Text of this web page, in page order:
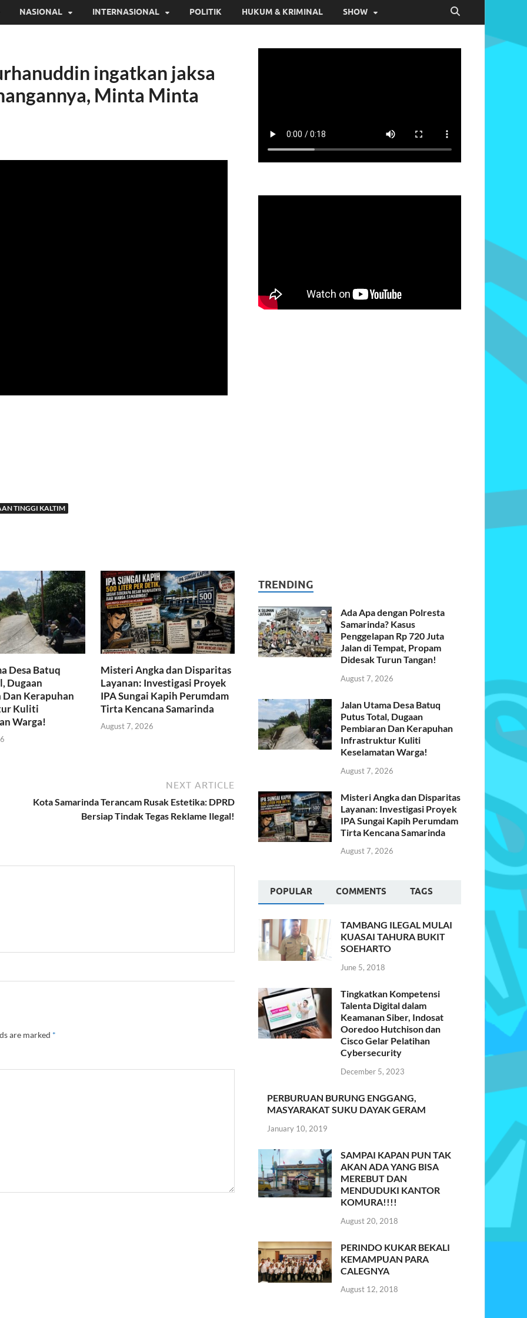
NASIONAL INTERNASIONAL POLITIK HUKUM & KRIMINAL SHOW
ingatkan jaksa
Minta Minta
TINGGI KALTIM
Desa Batuq
Dugaan
Dan Kerapuhan
Kuliti
Warga!
Misteri Angka dan Disparitas
Layanan: Investigasi Proyek
IPA Sungai Kapih Perumdam
Tirta Kencana Samarinda
August 7, 2026
NEXT ARTICLE
Kota Samarinda Terancam Rusak Estetika: DPRD
Bersiap Tindak Tegas Reklame Ilegal!
are marked *
TRENDING
Ada Apa dengan Polresta
Samarinda? Kasus
Penggelapan Rp 720 Juta
Jalan di Tempat, Propam
Didesak Turun Tangan!
August 7, 2026
Jalan Utama Desa Batuq
Putus Total, Dugaan
Pembiaran Dan Kerapuhan
Infrastruktur Kuliti
Keselamatan Warga!
August 7, 2026
Misteri Angka dan Disparitas
Layanan: Investigasi Proyek
IPA Sungai Kapih Perumdam
Tirta Kencana Samarinda
August 7, 2026
POPULAR COMMENTS TAGS
TAMBANG ILEGAL MULAI
KUASAI TAHURA BUKIT
SOEHARTO
June 5, 2018
Tingkatkan Kompetensi
Talenta Digital dalam
Keamanan Siber, Indosat
Ooredoo Hutchison dan
Cisco Gelar Pelatihan
Cybersecurity
December 5, 2023
PERBURUAN BURUNG ENGGANG,
MASYARAKAT SUKU DAYAK GERAM
January 10, 2019
SAMPAI KAPAN PUN TAK
AKAN ADA YANG BISA
MEREBUT DAN
MENDUDUKI KANTOR
KOMURA!!!!
August 20, 2018
PERINDO KUKAR BEKALI
KEMAMPUAN PARA
CALEGNYA
August 12, 2018